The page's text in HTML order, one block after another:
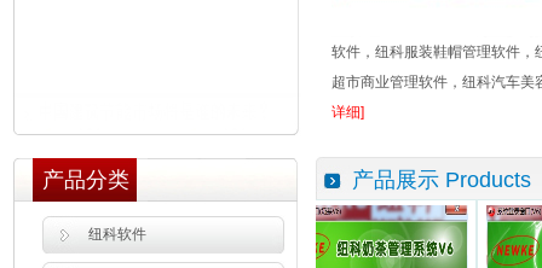
软件，纽科服装鞋帽管理软件，
超市商业管理软件，纽科汽车
详细]
产品分类
纽科软件
产品展示 Products